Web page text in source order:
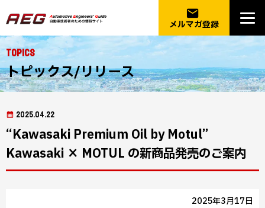
email
メルマガ登録
Topics
トピックス/リリース
2025.04.22
“Kawasaki Premium Oil by Motul”
Kawasaki × MOTUL の新商品発売のご案内
2025年3月17日